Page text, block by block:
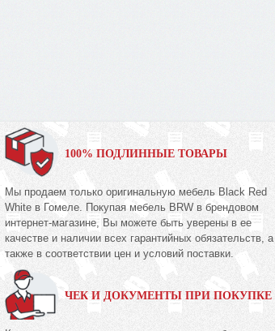
100% ПОДЛИННЫЕ ТОВАРЫ
Мы продаем только оригинальную мебель Black Red
White в Гомеле. Покупая мебель BRW в брендовом
интернет-магазине, Вы можете быть уверены в ее
качестве и наличии всех гарантийных обязательств, а
также в соответствии цен и условий поставки.
ЧЕК И ДОКУМЕНТЫ ПРИ ПОКУПКЕ